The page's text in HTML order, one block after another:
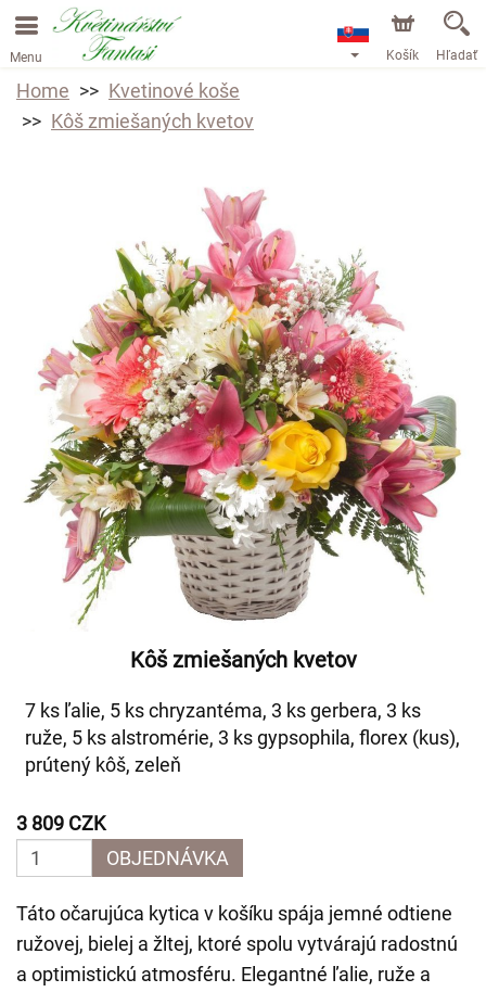
Menu Košík Hľadať
Home
Kvetinové koše
Kôš zmiešaných kvetov
Kôš zmiešaných kvetov
7 ks ľalie, 5 ks chryzantéma, 3 ks gerbera, 3 ks
ruže, 5 ks alstromérie, 3 ks gypsophila, florex (kus),
prútený kôš, zeleň
3 809 CZK
OBJEDNÁVKA
Táto očarujúca kytica v košíku spája jemné odtiene
ružovej, bielej a žltej, ktoré spolu vytvárajú radostnú
a optimistickú atmosféru. Elegantné ľalie, ruže a